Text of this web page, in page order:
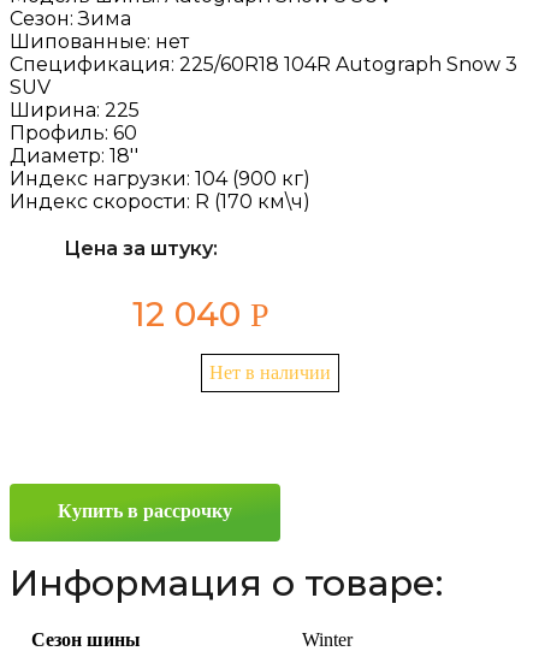
Сезон:Зима
Шипованные: нет
Спецификация: 225/60R18 104R Autograph Snow 3
SUV
Ширина: 225
Профиль: 60
Диаметр: 18''
Индекс нагрузки: 104 (900 кг)
Индекс скорости: R (170 км\ч)
Цена за штуку:
12 040 Р
Нет в наличии
Купить в рассрочку
Информация о товаре:
Сезон шины
Winter